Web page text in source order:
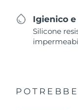
Igienico
Silicone